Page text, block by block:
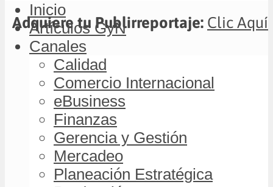
Adquiere tu Publirreportaje: Clic Aquí
Inicio
Artículos GyN
Canales
Calidad
Comercio Internacional
eBusiness
Finanzas
Gerencia y Gestión
Mercadeo
Planeación Estratégica